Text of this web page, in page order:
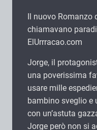
Il nuovo Romanzo
chiamavano
ElUrrracao.com
Jorge, il
una poverissima
usare mille
bambino sveglio e
con un’astuta
Jorge però non si